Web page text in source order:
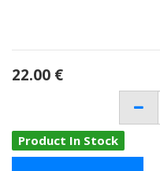
22.00 €
Product In Stock